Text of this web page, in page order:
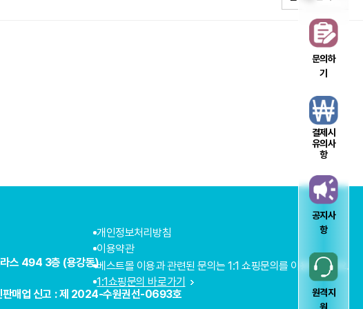
라스 494 3층 (용강동)
판매업 신고 : 제 2024-수원권선-0693호
개인정보처리방침
이용약관
베스트몰 이용과 관련된 문의는 1:1 쇼핑문의를 이용해주세요.
1:1쇼핑문의 바로가기
문의하
기
결제시
유의사
항
공지사
항
원격지